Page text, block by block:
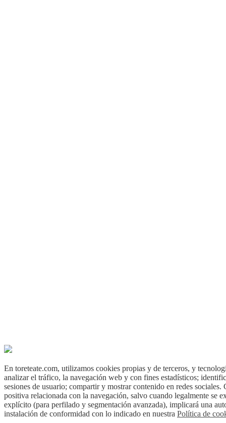
En toreteate.com, utilizamos cookies propias y de terceros, y
analizar el tráfico, la navegación web y con fines estadísticos;
sesiones de usuario; compartir y mostrar contenido en redes sociales.
positiva relacionada con la navegación, salvo cuando legalmente se
explícito (para perfilado y segmentación avanzada), implicará una
instalación de conformidad con lo indicado en nuestra Política de